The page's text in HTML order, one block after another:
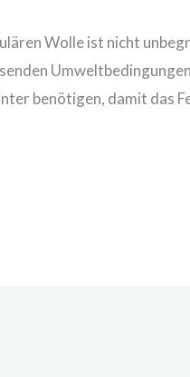
Wolle ist nicht
benötigen, damit das